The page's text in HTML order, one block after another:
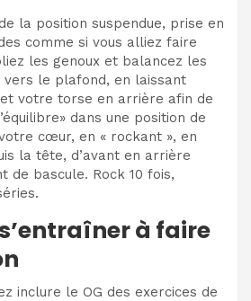
la position suspendue, prise en
comme si vous alliez faire
les genoux et balancez les
vers le plafond, en laissant
votre torse en arrière afin de
dans une position de
cœur, en « rockant », en
la tête, d’avant en arrière
de bascule. Rock 10 fois,
à faire
inclure le OG des exercices de